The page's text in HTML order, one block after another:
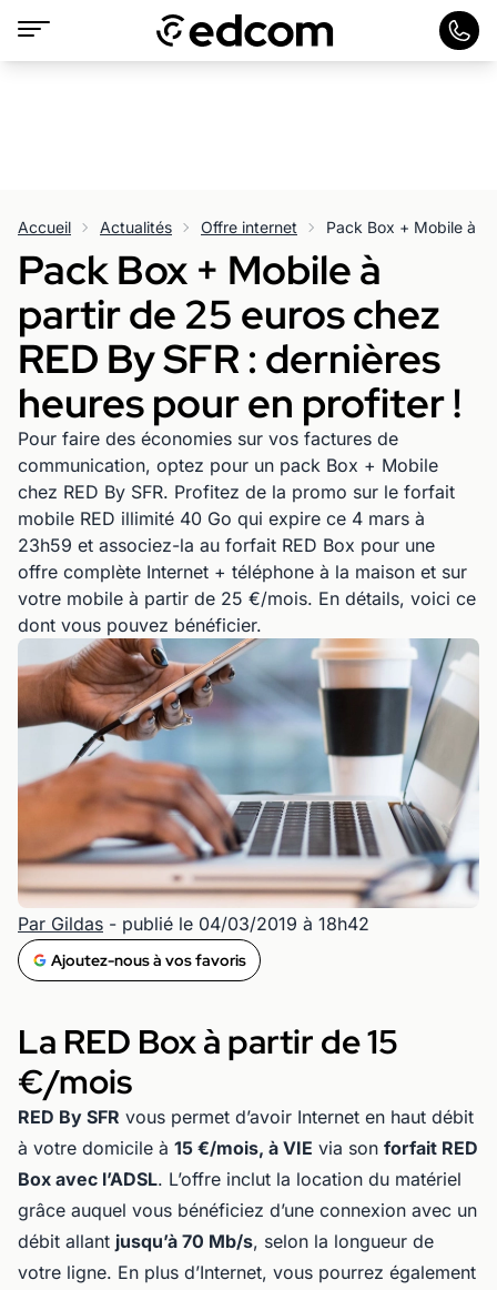
Accueil Actualités Offre internet
Pack Box + Mobile à
partir de 25 euros chez
RED By SFR : dernières
heures pour en profiter !
Pour faire des économies sur vos factures de
communication, optez pour un pack Box + Mobile
chez RED By SFR. Profitez de la promo sur le forfait
mobile RED illimité 40 Go qui expire ce 4 mars à
23h59 et associez-la au forfait RED Box pour une
offre complète Internet + téléphone à la maison et sur
votre mobile à partir de 25 €/mois. En détails, voici ce
dont vous pouvez bénéficier.
Par Gildas - publié le 04/03/2019 à 18h42
Ajoutez-nous à vos favoris
La RED Box à partir de 15
€/mois
RED By SFR vous permet d’avoir Internet en haut débit
à votre domicile à 15 €/mois, à VIE via son forfait RED
Box avec l’ADSL. L’offre inclut la location du matériel
grâce auquel vous bénéficiez d’une connexion avec un
débit allant jusqu’à 70 Mb/s, selon la longueur de
votre ligne. En plus d’Internet, vous pourrez également